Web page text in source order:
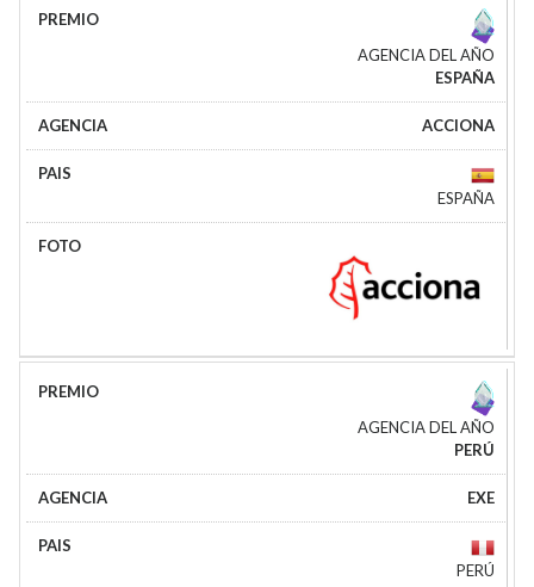
AGENCIA DEL AÑO
ESPAÑA
ACCIONA
ESPAÑA
AGENCIA DEL AÑO
PERÚ
EXE
PERÚ